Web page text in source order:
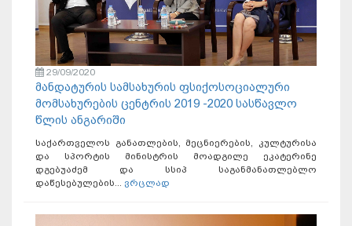
29/09/2020
მანდატურის სამსახურის ფსიქოსოციალური
მომსახურების ცენტრის 2019 -2020 სასწავლო
წლის ანგარიში
საქართველოს განათლების, მეცნიერების, კულტურისა
და სპორტის მინისტრის მოადგილე ეკატერინე
დგებუაძემ და სსიპ საგანმანათლებლო
დაწესებულების... ვრცლად